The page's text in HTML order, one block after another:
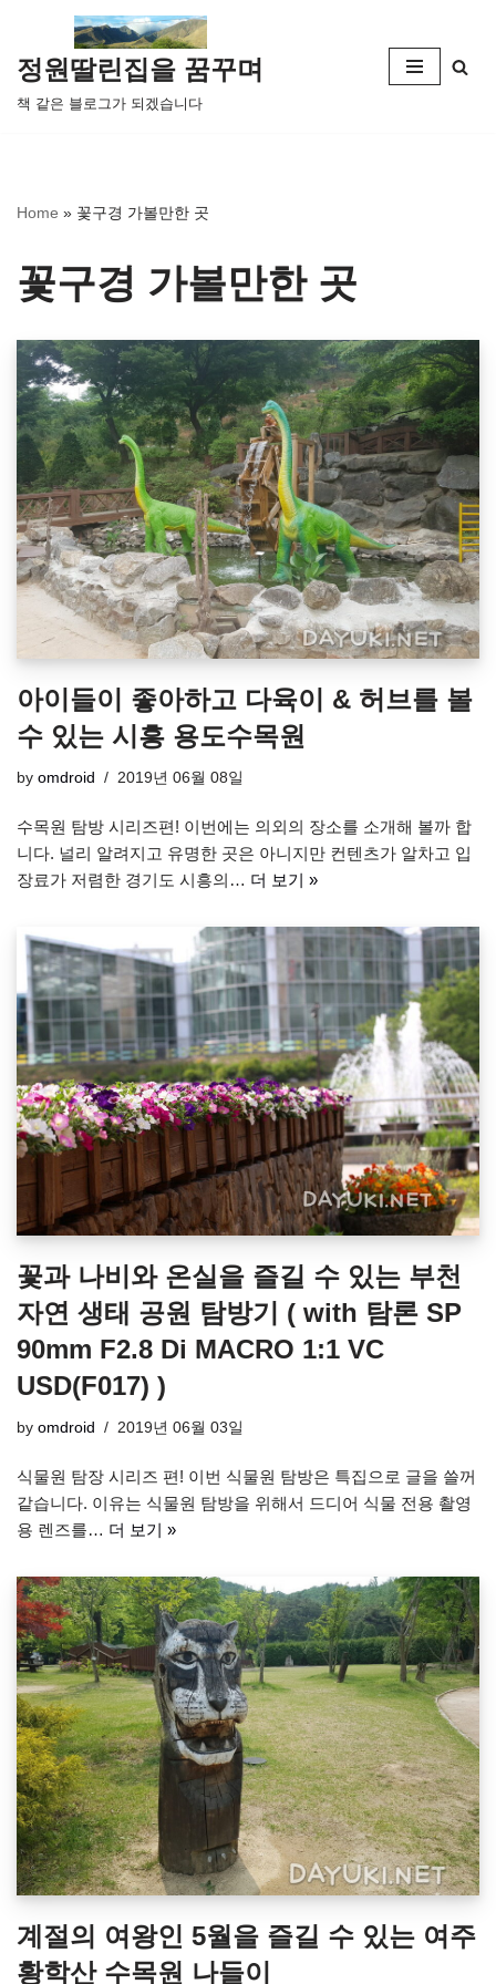
콘
텐
츠
뛰
정원딸린집을 꿈꾸며
책 같은 블로그가 되겠습니다
Home » 꽃구경 가볼만한 곳
꽃구경 가볼만한 곳
아이들이 좋아하고 다육이 & 허브를 볼
수 있는 시흥 용도수목원
by omdroid 2019년 06월 08일
수목원 탐방 시리즈편! 이번에는 의외의 장소를 소개해 볼까 합
니다. 널리 알려지고 유명한 곳은 아니지만 컨텐츠가 알차고 입
장료가 저렴한 경기도 시흥의… 더 보기 »
꽃과 나비와 온실을 즐길 수 있는 부천
자연 생태 공원 탐방기 ( with 탐론 SP
90mm F2.8 Di MACRO 1:1 VC
USD(F017) )
by omdroid 2019년 06월 03일
식물원 탐장 시리즈 편! 이번 식물원 탐방은 특집으로 글을 쓸꺼
같습니다. 이유는 식물원 탐방을 위해서 드디어 식물 전용 촬영
용 렌즈를… 더 보기 »
계절의 여왕인 5월을 즐길 수 있는 여주
황학산 수목원 나들이